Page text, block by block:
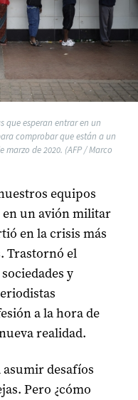
que esperan entrar en un
comprobar que están a un
de 2020. (AFP / Marco
equipos
en un avión militar
en la crisis más
Trastornó el
y
a la hora de
realidad.
asumir desafíos
Pero ¿cómo